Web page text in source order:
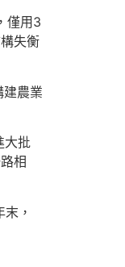
僅用3
失衡
建農業
大批
相
，